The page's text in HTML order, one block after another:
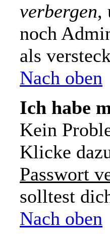
verbergen,
noch
als
Nach oben
Ich habe
Kein
Klicke
Passwort
solltest
Nach oben